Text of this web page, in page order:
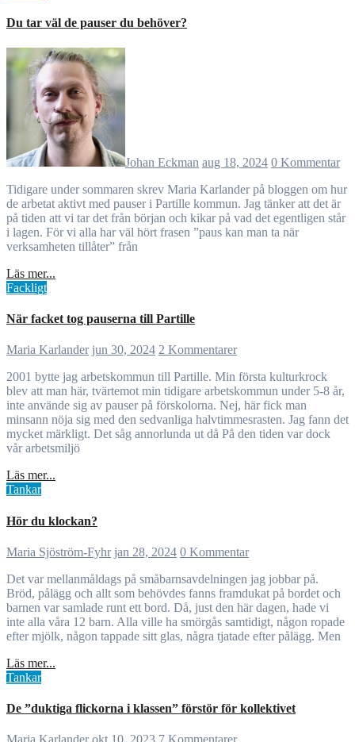
Du tar väl de pauser du behöver?
Johan Eckman aug 18, 2024 0 Kommentar
Tidigare under sommaren skrev Maria Karlander på bloggen om hur
de arbetat aktivt med pauser i Partille kommun. Jag tänker att det är
på tiden att vi tar det från början och kikar på vad det egentligen står
i lagen. För vi alla har väl hört frasen ”paus kan man ta när
verksamheten tillåter” från
Läs mer...
Fackligt
När facket tog pauserna till Partille
Maria Karlander jun 30, 2024 2 Kommentarer
2001 bytte jag arbetskommun till Partille. Min första kulturkrock
blev att man här, tvärtemot min tidigare arbetskommun under 5-8 år,
inte använde sig av pauser på förskolorna. Nej, här fick man
minsann nöja sig med den sedvanliga halvtimmesrasten. Jag fann det
mycket märkligt. Det såg annorlunda ut då På den tiden var dock
vår arbetsmiljö
Läs mer...
Tankar
Hör du klockan?
Maria Sjöström-Fyhr jan 28, 2024 0 Kommentar
Det var mellanmåldags på småbarnsavdelningen jag jobbar på.
Bröd, pålägg och allt som behövdes fanns framdukat på bordet och
barnen var samlade runt ett bord. Då, just den här dagen, hade vi
inte alla våra 12 barn. Alla ville ha smörgås samtidigt, någon ropade
efter mjölk, någon tappade sitt glas, några tjatade efter pålägg. Men
Läs mer...
Tankar
De ”duktiga flickorna i klassen” förstör för kollektivet